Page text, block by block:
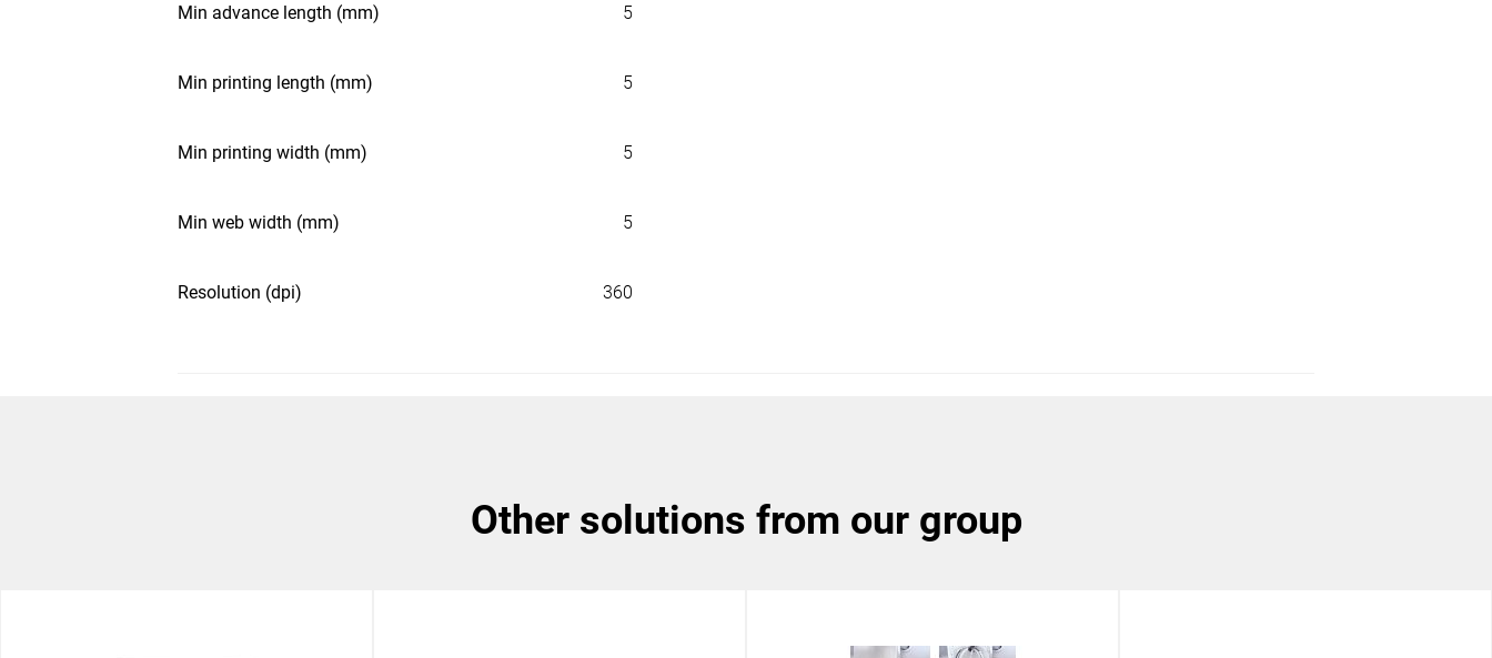
Min advance length (mm) 5
Min printing length (mm) 5
Min printing width (mm) 5
Min web width (mm) 5
Resolution (dpi) 360
other solutions from our group